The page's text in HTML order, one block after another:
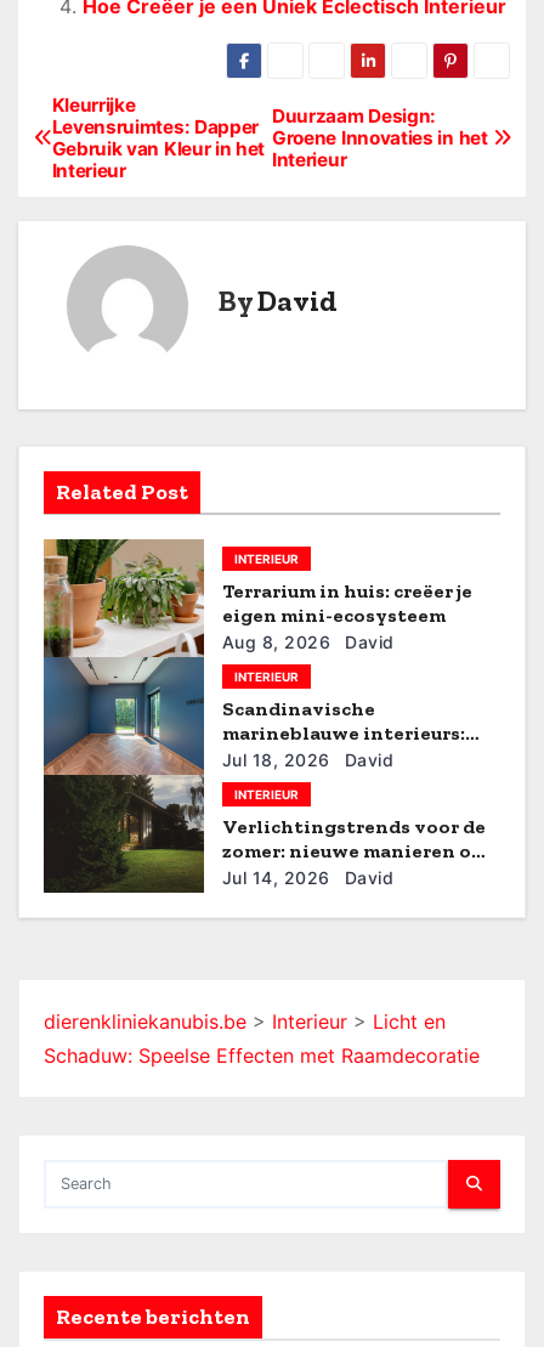
Hoe Creëer je een Uniek Eclectisch Interieur
B
t
a
v
i
g
t
Duurzaam Design:
Groene Innovaties in het
Interieur
Kleurrijke
Levensruimtes: Dapper
Gebruik van Kleur in het
Interieur
ByDavid
Related Post
INTERIEUR
Terrarium in huis: creëer je
eigen mini-ecosysteem
Aug 8, 2026 David
INTERIEUR
Scandinavische
marineblauwe interieurs:
stijlvol de zomer door
Jul 18, 2026 David
INTERIEUR
Verlichtingstrends voor de
zomer: nieuwe manieren om
je huis te verlichten
Jul 14, 2026 David
dierenkliniekanubis.be > Interieur > Licht en
Schaduw: Speelse Effecten met Raamdecoratie
Recente berichten